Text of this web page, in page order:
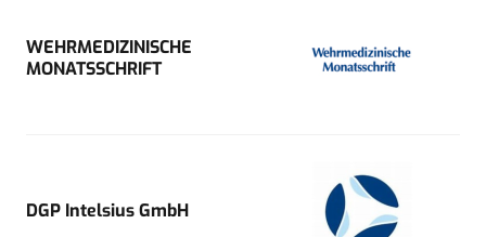
WEHRMEDIZINISCHE
MONATSSCHRIFT
DGP Intelsius GmbH